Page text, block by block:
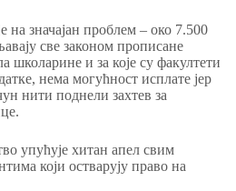
на значајан проблем – око 7.500
све законом прописане
школарине и за које су факултети
нема могућност исплате јер
нити поднели захтев за
упућује хитан апел свим
који остварују право на